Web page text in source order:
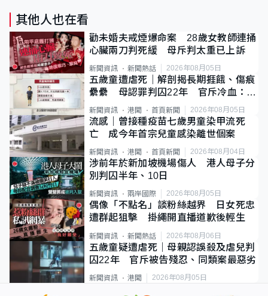
其他人也在看
勸未婚夫戒煙爆命案 28歲女教師連捅
心臟兩刀判死緩 母斥判太重已上訴
新聞資訊 新聞熱話 2026年08月05日
五歲童遭虐死｜解剖揭長期捱餓、傷痕
纍纍 母認罪判囚22年 官斥冷血：同
類案最惡劣
新聞資訊 港聞 首頁新聞 2026年08月05日
流感｜曾接種疫苗七歲男童染甲流死
亡 成今年首宗兒童感染離世個案
新聞資訊 港聞 首頁新聞 2026年08月04日
涉前年於新加坡機場傷人 港人母子分
別判囚半年、10日
新聞資訊 兩岸國際 2026年08月05日
偶像「不點名」談粉絲越界 日女死忠
遭群起狙擊 掛繩開直播道歉後輕生
新聞資訊 新聞熱話 2026年08月06日
五歲童疑遭虐死｜母親認誤殺及虐兒判
囚22年 官斥被告殘忍、同類案最惡劣
新聞資訊 港聞 2026年08月05日